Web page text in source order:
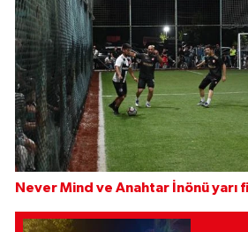
Never Mind ve Anahtar İnönü yarı